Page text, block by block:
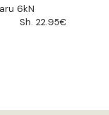
6kN
Sh. 22.95€